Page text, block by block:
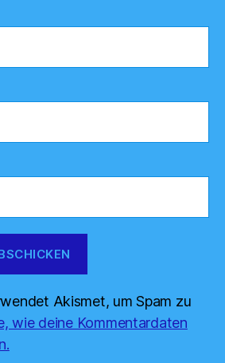
Akismet, um Spam zu
wie deine Kommentardaten